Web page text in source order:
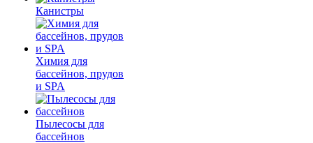
Канистры
Химия для
бассейнов, прудов
и SPA
Пылесосы для
бассейнов